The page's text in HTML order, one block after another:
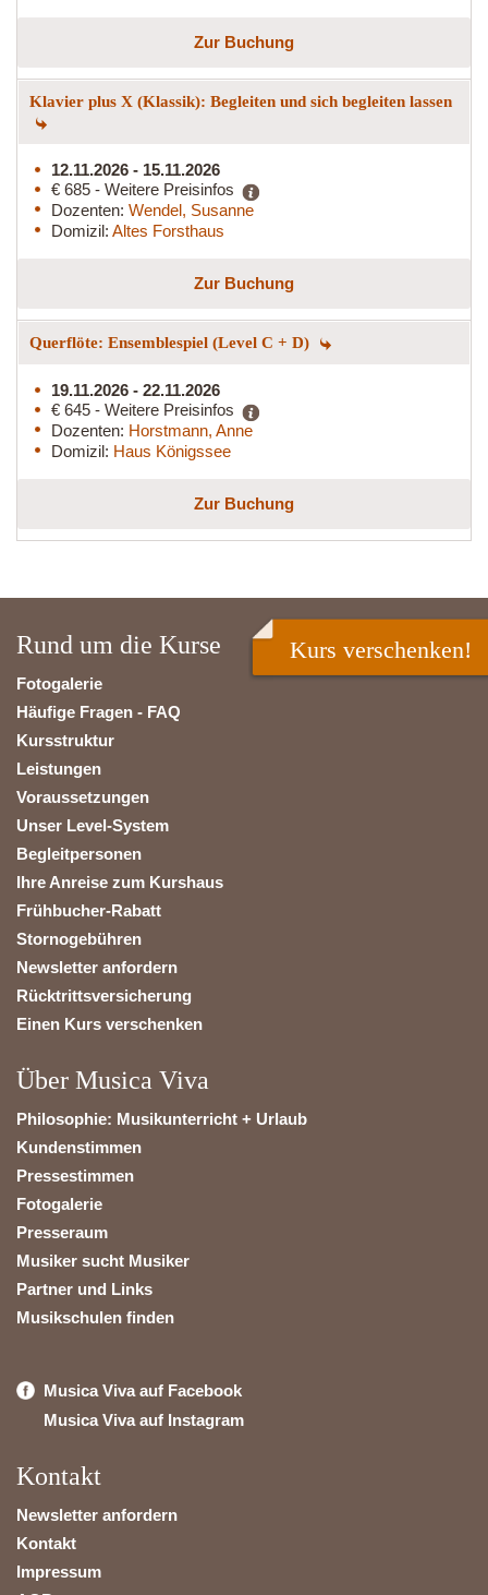
Zur Buchung
Klavier plus X (Klassik): Begleiten und sich begleiten lassen
12.11.2026 - 15.11.2026
€ 685 - Weitere Preisinfos
Dozenten: Wendel, Susanne
Domizil: Altes Forsthaus
Zur Buchung
Querflöte: Ensemblespiel (Level C + D)
19.11.2026 - 22.11.2026
€ 645 - Weitere Preisinfos
Dozenten: Horstmann, Anne
Domizil: Haus Königssee
Zur Buchung
Rund um die Kurse
Fotogalerie
Häufige Fragen - FAQ
Kursstruktur
Leistungen
Voraussetzungen
Unser Level-System
Begleitpersonen
Ihre Anreise zum Kurshaus
Frühbucher-Rabatt
Stornogebühren
Newsletter anfordern
Rücktrittsversicherung
Einen Kurs verschenken
Über Musica Viva
Philosophie: Musikunterricht + Urlaub
Kundenstimmen
Pressestimmen
Fotogalerie
Presseraum
Musiker sucht Musiker
Partner und Links
Musikschulen finden
Musica Viva auf Facebook
Musica Viva auf Instagram
Kontakt
Newsletter anfordern
Kontakt
Impressum
Kurs verschenken!